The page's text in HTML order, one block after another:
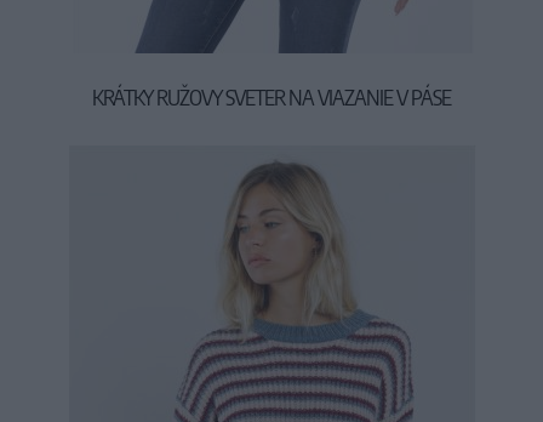
KRÁTKY RUŽOVY SVETER NA VIAZANIE V PÁSE
39,90 €